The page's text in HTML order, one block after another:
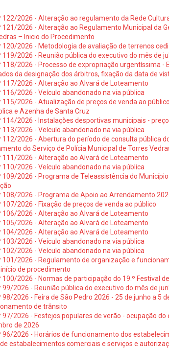
122/2026 - Alteração ao regulamento da Rede
121/2026 - Alteração ao Regulamento Municipal da
– Inicio do Procedimento
120/2026 - Metodologia de avaliação de terrenos
119/2026 - Reunião pública do executivo do mês de
118/2026 - Processo de expropriação urgentíssima -
da designação dos árbitros, fixação da data de
117/2026 - Alteração ao Alvará de Loteamento
116/2026 - Veículo abandonado na via pública
115/2026 - Atualização de preços de venda ao
e Azenha de Santa Cruz
114/2026 - Instalações desportivas municipais -
113/2026 - Veículo abandonado na via pública
112/2026 - Abertura do período de consulta pública
do Serviço de Polícia Municipal de Torres
111/2026 - Alteração ao Alvará de Loteamento
110/2026 - Veículo abandonado na via pública
109/2026 - Programa de Teleassistência do
108/2026 - Programa de Apoio ao Arrendamento
107/2026 - Fixação de preços de venda ao público
106/2026 - Alteração ao Alvará de Loteamento
105/2026 - Alteração ao Alvará de Loteamento
104/2026 - Alteração ao Alvará de Loteamento
103/2026 - Veículo abandonado na via pública
102/2026 - Veículo abandonado na via pública
101/2026 - Regulamento de organização e
de procedimento
100/2026 - Normas de participação do 19.º Festival
99/2026 - Reunião pública do executivo do mês de
98/2026 - Feira de São Pedro 2026 - 25 de junho a 5
de trânsito
97/2026 - Festejos populares de verão - ocupação
de 2026
96/2026 - Horários de funcionamento dos
estabalecimentos comerciais e serviços e